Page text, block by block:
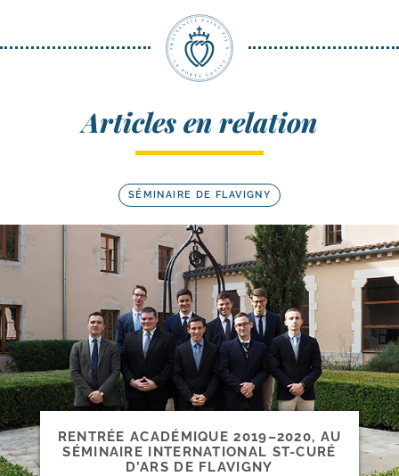
Articles en relation
SÉMINAIRE DE FLAVIGNY
RENTRÉE ACADÉMIQUE 2019–2020, AU
SÉMINAIRE INTERNATIONAL ST-​CURÉ
D’ARS DE FLAVIGNY